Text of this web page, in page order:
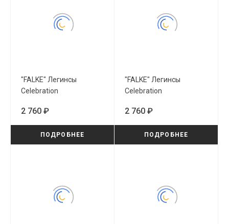
"FALKE" Легинсы
Celebration
2 760 ₽
ПОДРОБНЕЕ
"FALKE" Легинсы
Celebration
2 760 ₽
ПОДРОБНЕЕ